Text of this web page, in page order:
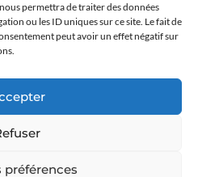
permettra de traiter des données
ou les ID uniques sur ce site. Le fait de
peut avoir un effet négatif sur
préférences
40 20 00 60
plus